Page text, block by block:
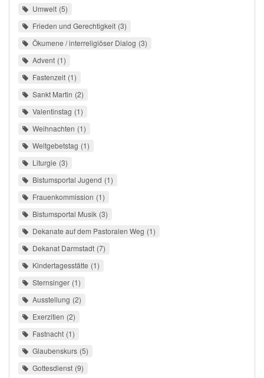
Umwelt 5
Frieden und Gerechtigkeit 3
Ökumene / interreligiöser Dialog 3
Advent 1
Fastenzeit 1
Sankt Martin 2
Valentinstag 1
Weihnachten 1
Weltgebetstag 1
Liturgie 3
Bistumsportal Jugend 1
Frauenkommission 1
Bistumsportal Musik 3
Dekanate auf dem Pastoralen Weg 1
Dekanat Darmstadt 7
Kindertagesstätte 1
Sternsinger 1
Ausstellung 2
Exerzitien 2
Fastnacht 1
Glaubenskurs 5
Gottesdienst 9